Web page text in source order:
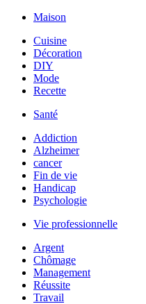
Maison
Cuisine
Décoration
DIY
Mode
Recette
Santé
Addiction
Alzheimer
cancer
Fin de vie
Handicap
Psychologie
Vie professionnelle
Argent
Chômage
Management
Réussite
Travail